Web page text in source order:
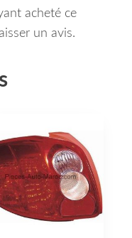
acheté ce
un avis.